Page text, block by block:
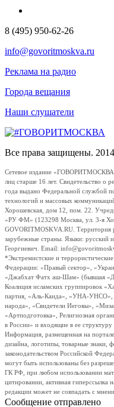
8 (495) 950-62-26
info@govoritmoskva.ru
Реклама на радио
Города вещания
Наши слушатели
Все права защищены.
Сетевое издание
лиц старше 16 лет. Свидетельство
года выдано Федеральной службой
технологий и массовых
Хорошевская, дом 12, пом. 22.
«РУ ФМ» (123298 Москва, ул. 3-я
GOVORITMOSKVA.RU. Территория
зарубежные страны. Языки: русский
Георгиевич. Email:
*Экстремистские и
Федерации: «Правый сектор»,
«Джабхат Фатх аш-Шам» (бывшая
Коалиция исламских группировок
партия, «Аль-Каида», «УНА-УНСО»,
народа», «Свидетели Иеговы»,
«Артподготовка», Религиозная
в России» и входящие в ее
Информация, размещенная на
дизайна, логотипы, товарные знаки,
законодательством Российской
могут быть использованы без
ГК РФ, при любом использовании
цитировании, активная гиперссылка
редакции может не совпадать с
Сообщение отправлено